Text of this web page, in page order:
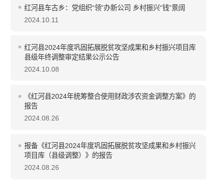
红河县车古乡：党组织“领”办新公司 乡村振兴“钱”景阔
2024.10.11
红河县2024年度巩固拓展脱贫攻坚成果和乡村振兴项目库
县级年终调整审定结果公示公告
2024.10.08
《红河县2024年统筹整合使用财政涉农资金调整方案》的
报告
2024.08.26
报备《红河县2024年度巩固拓展脱贫攻坚成果和乡村振兴
项目库（县级调整）》的报告
2024.08.26